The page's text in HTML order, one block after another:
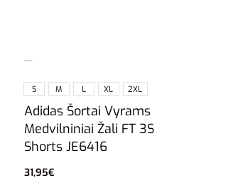
S M L XL 2XL
Adidas Šortai Vyrams
Medvilniniai Žali FT 3S
Shorts JE6416
31,95€